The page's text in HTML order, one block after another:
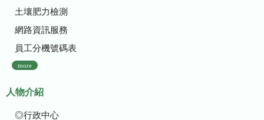
土壤肥力檢測
網路資訊服務
員工分機號碼表
more
人物介紹
◎行政中心